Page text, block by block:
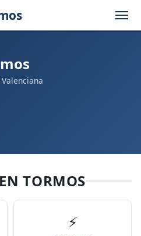
TORMOS
⚡